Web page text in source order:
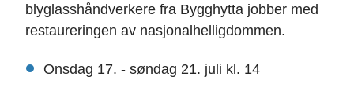
blyglasshåndverkere fra Bygghytta jobber med
restaureringen av nasjonalhelligdommen.
Onsdag 17. - søndag 21. juli kl. 14